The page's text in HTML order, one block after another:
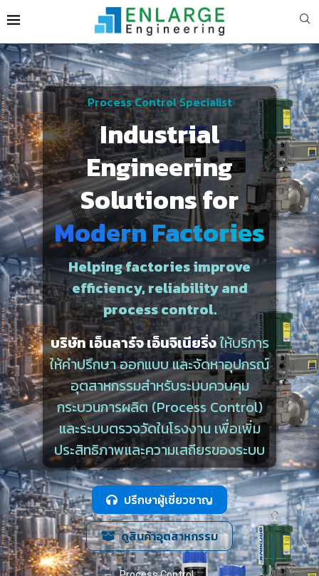
Process Control Specialist
Industrial
Engineering
Solutions for
Modern Factories
Helping factories improve
efficiency, reliability and
process control.
บริษัท เอ็นลาร์จ เอ็นจิเนียริ่งให้บริการ
ให้คำปรึกษา ออกแบบ และจัดหาอุปกรณ์
อุตสาหกรรมสำหรับระบบควบคุม
กระบวนการผลิต (Process Control)
และระบบตรวจวัดในโรงงาน เพื่อเพิ่ม
ประสิทธิภาพและความเสถียรของระบบ
ปรึกษาผู้เชี่ยวชาญ
ดูสินค้าอุตสาหกรรม